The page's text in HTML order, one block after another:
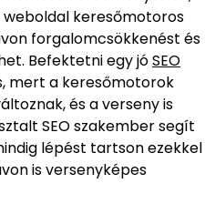
keresőmotoros
forgalomcsökkenést és
Befektetni egy jóSEO
mert a keresőmotorok
és a verseny is
SEO szakember segít
lépést tartson ezekkel
is versenyképes